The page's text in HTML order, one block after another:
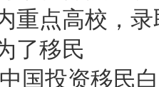
重点高校，
了移民
国投资移民